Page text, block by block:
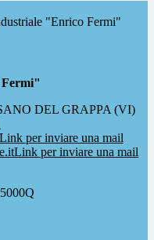
"Enrico Fermi"
DEL GRAPPA (VI)
Link per inviare una mail
Link per inviare una mail